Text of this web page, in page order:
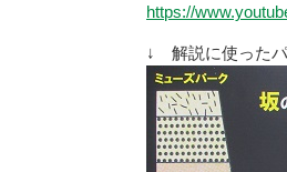
https://
↓ 解説に使った